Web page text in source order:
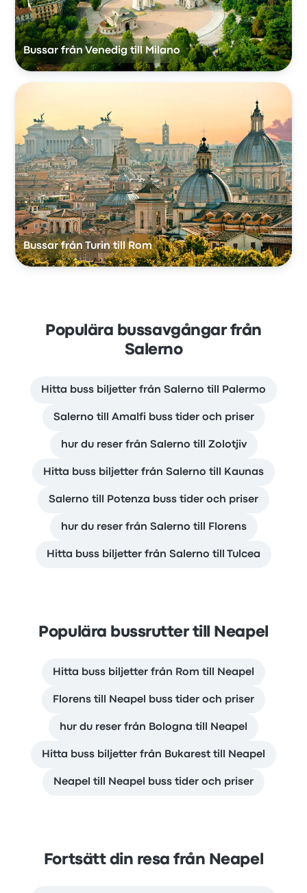
Bussar från Venedig till Milano
Bussar från Turin till Rom
Populära bussavgångar från
Salerno
Hitta buss biljetter från Salerno till Palermo
Salerno till Amalfi buss tider och priser
hur du reser från Salerno till Zolotjiv
Hitta buss biljetter från Salerno till Kaunas
Salerno till Potenza buss tider och priser
hur du reser från Salerno till Florens
Hitta buss biljetter från Salerno till Tulcea
Populära bussrutter till Neapel
Hitta buss biljetter från Rom till Neapel
Florens till Neapel buss tider och priser
hur du reser från Bologna till Neapel
Hitta buss biljetter från Bukarest till Neapel
Neapel till Neapel buss tider och priser
Fortsätt din resa från Neapel